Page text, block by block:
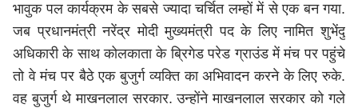
भावुक पल कार्यक्रम के सबसे ज्यादा चर्चित लम्हों में से एक बन गया.
जब प्रधानमंत्रीनरेंद्र मोदीमुख्यमंत्री पद के लिए नामितशुभेंदु
अधिकारीके साथ कोलकाता के ब्रिगेड परेड ग्राउंड में मंच पर पहुंचे
तो वे मंच पर बैठे एक बुजुर्ग व्यक्ति का अभिवादन करने के लिए रुके.
वह बुजुर्ग थे माखनलाल सरकार. उन्होंने माखनलाल सरकार को गले